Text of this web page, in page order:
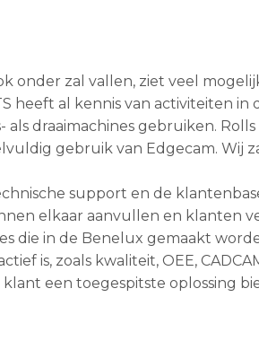
onder zal vallen, ziet veel
heeft al kennis van activiteiten in
draaimachines gebruiken. Rolls
gebruik van Edgecam. Wij
support en de
elkaar aanvullen en klanten
die in de Benelux gemaakt
is, zoals kwaliteit, OEE,
een toegespitste oplossing